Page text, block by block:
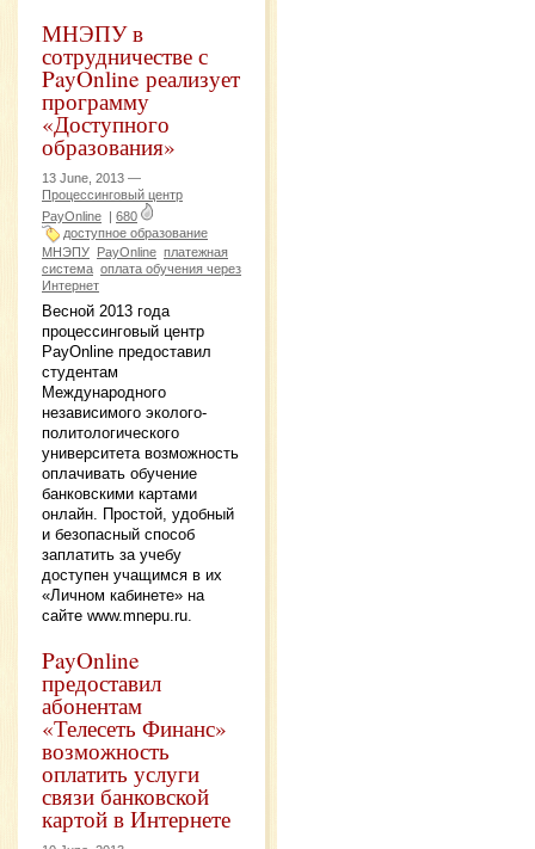
МНЭПУ в
сотрудничестве с
PayOnline реализует
программу
«Доступного
образования»
13 June, 2013 —
Процессинговый центр
PayOnline | 680
доступное образование
МНЭПУ PayOnline платежная
система оплата обучения через
Интернет
Весной 2013 года
процессинговый центр
PayOnline предоставил
студентам
Международного
независимого эколого-
политологического
университета возможность
оплачивать обучение
банковскими картами
онлайн. Простой, удобный
и безопасный способ
заплатить за учебу
доступен учащимся в их
«Личном кабинете» на
сайте www.mnepu.ru.
PayOnline
предоставил
абонентам
«Телесеть Финанс»
возможность
оплатить услуги
связи банковской
картой в Интернете